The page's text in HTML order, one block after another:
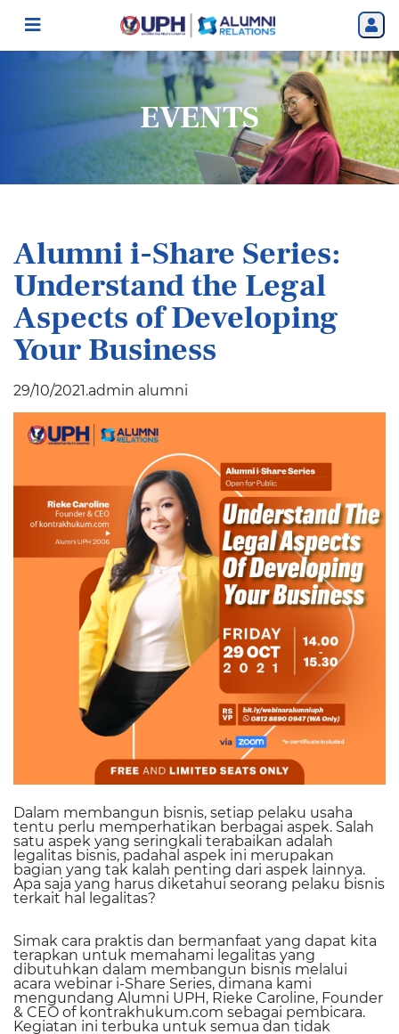
EVENTS
Alumni i-Share Series:
Understand the Legal
Aspects of Developing
Your Business
29/10/2021.admin alumni
Dalam membangun bisnis, setiap pelaku usaha
tentu perlu memperhatikan berbagai aspek. Salah
satu aspek yang seringkali terabaikan adalah
legalitas bisnis, padahal aspek ini merupakan
bagian yang tak kalah penting dari aspek lainnya.
Apa saja yang harus diketahui seorang pelaku bisnis
terkait hal legalitas?
Simak cara praktis dan bermanfaat yang dapat kita
terapkan untuk memahami legalitas yang
dibutuhkan dalam membangun bisnis melalui
acara webinar i-Share Series, dimana kami
mengundang Alumni UPH, Rieke Caroline, Founder
& CEO of kontrakhukum.com sebagai pembicara.
Kegiatan ini terbuka untuk semua dan tidak